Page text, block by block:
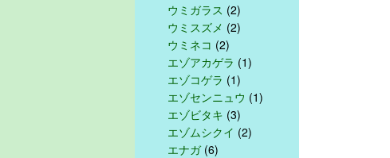
ウミガラス (2)
ウミスズメ (2)
ウミネコ (2)
エゾアカゲラ (1)
エゾコゲラ (1)
エゾセンニュウ (1)
エゾビタキ (3)
エゾムシクイ (2)
エナガ(6)